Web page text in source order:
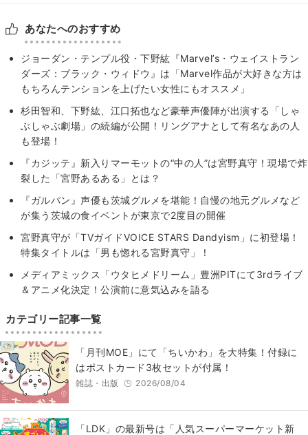
あなたへのおすすめ
ジョーダン・テンプル役・下野紘『Marvel’s・ウェイストラン
ダーズ：ブラック・ウィドウ』は「Marvel作品が大好きな方は
もちろんテンションを上げたい女性にもオススメ」
杉田智和、下野紘、江口拓也など豪華声優陣が出演する「しゃ
ぶしゃぶ劇場」の続編が公開！リングアナとして有名なあの人
も登場！
『カジッテ』新入りマーモットの“中の人”は宮野真守！現場で炸
裂した「宮野あるある」とは？
『ガルパン』声優も茨城グルメを堪能！自慢の地元グルメなど
が集う茨城の食イベントが東京で2度目の開催
宮野真守が「TVガイドVOICE STARS Dandyism」に初登場！
特集タイトルは「男も惚れる宮野真守」！
メディアミックス「ウタヒメドリーム」豊洲PITにて3rdライブ
＆アニメ化決定！公演前に意気込みを語る
カテゴリー記事一覧
「月刊MOE」にて「ちいかわ」を大特集！付録に
はポストカード3枚セットが付属！
雑誌・出版 2026/08/04
「LDK」の最新号は「人気スーパーマーケット新